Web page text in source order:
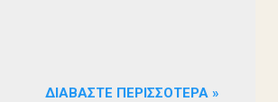
ΔΙΑΒΆΣΤΕ ΠΕΡΙΣΣΌΤΕΡΑ »